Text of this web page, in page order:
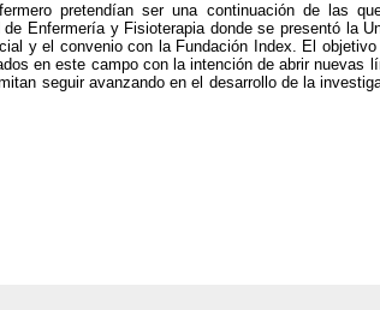
pretendían ser una continuación de las
Enfermería y Fisioterapia donde se presentó la
y el convenio con la Fundación Index. El
en este campo con la intención de abrir nuevas
seguir avanzando en el desarrollo de la